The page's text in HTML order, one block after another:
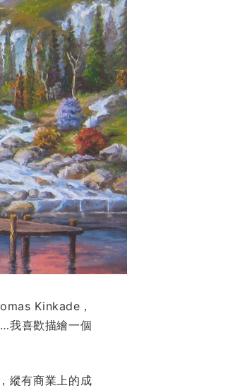
Kinkade，
我喜歡描繪一個
縱有商業上的成